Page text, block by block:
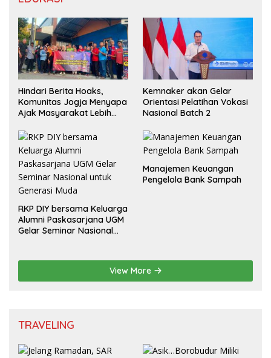
Hindari Berita Hoaks,
Komunitas Jogja Menyapa
Ajak Masyarakat Lebih
Kemnaker akan Gelar
Orientasi Pelatihan Vokasi
Nasional Batch 2
RKP DIY bersama Keluarga
Alumni Paskasarjana UGM
Gelar Seminar Nasional
Manajemen Keuangan
Pengelola Bank Sampah
View More
TRAVELING